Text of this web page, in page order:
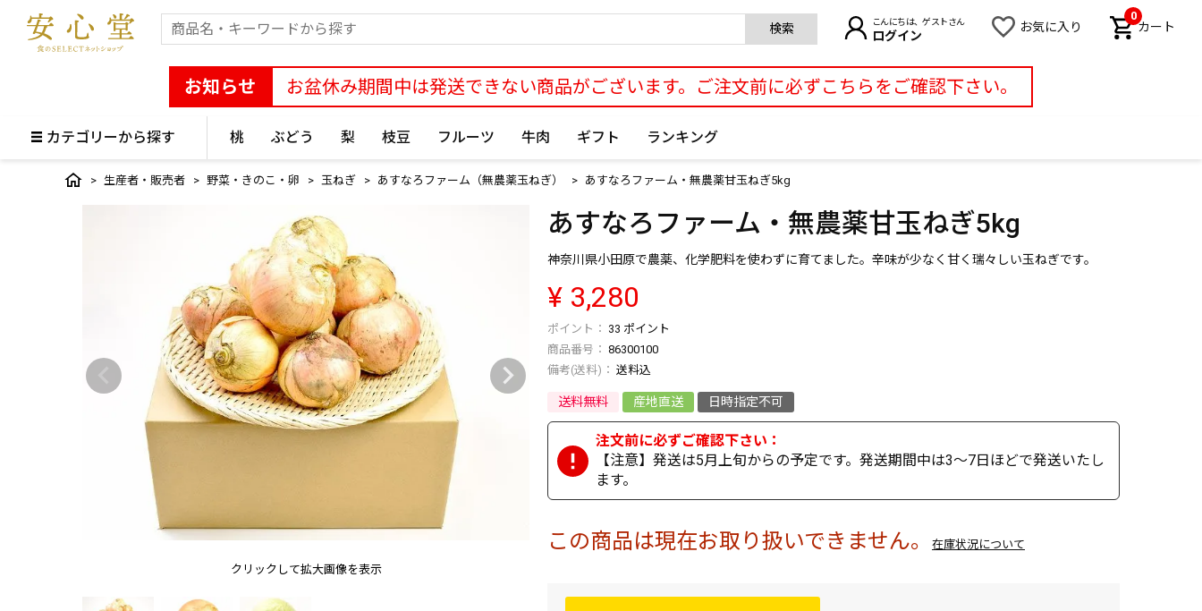
検索 こんにちは、ゲストさん
ログイン
お気に入り カート
0
お知らせ お盆休み期間中は発送できない商品がございます。ご注文前に必ずこちらをご確認下さい。
カテゴリーから探す 桃 ぶどう 梨 枝豆 フルーツ 牛肉 ギフト ランキング
生産者・販売者 野菜・きのこ・卵 玉ねぎ あすなろファーム（無農薬玉ねぎ） あすなろファーム・無農薬甘玉ねぎ5kg
クリックして拡大画像を表示
あすなろファーム・無農薬甘玉ねぎ5kg
神奈川県小田原で農薬、化学肥料を使わずに育てました。辛味が少なく甘く瑞々しい玉ねぎです。
¥ 3,280
33 ポイント
商品番号
86300100
送料込
送料無料 産地直送 日時指定不可
【注意】発送は5月上旬からの予定です。発送期間中は3～7日ほどで発送いたし
ます。
この商品は現在お取り扱いできません。 在庫状況について